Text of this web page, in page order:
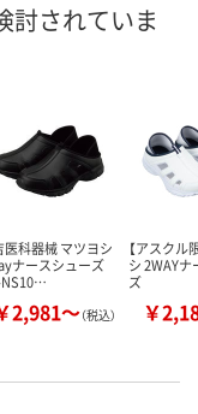
終了しま
お取り扱い
した
討されていま
医科器械 マツヨシ
ナースシューズ
NS10…
2,981～（税込）
【アスクル
シ 2WAY
ズ
￥